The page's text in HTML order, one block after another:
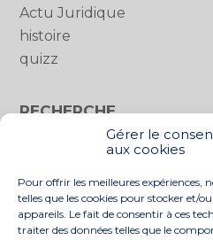
Gérer le
aux cookies
Pour offrir les meilleures expériences,
telles que les cookies pour stocker et/
appareils. Le fait de consentir à ces
traiter des données telles que le
Actu Juridique
histoire
quizz
RECHERCHE
Rechercher :